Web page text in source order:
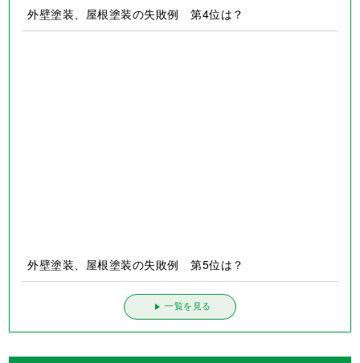
外壁塗装、屋根塗装の失敗例 第3位は？